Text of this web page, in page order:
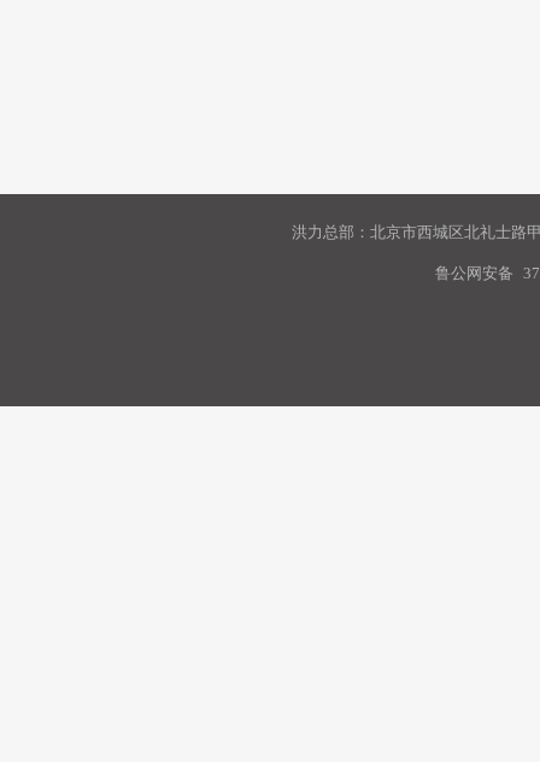
洪力总部：北京市西城区北礼士路
鲁公网安备